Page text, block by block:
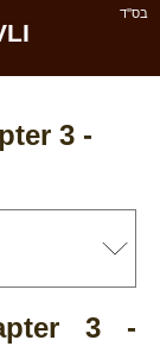
בס''ד
3 -
3 -